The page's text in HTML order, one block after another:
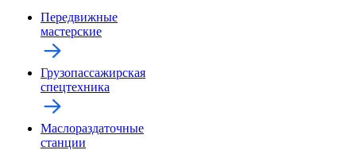
Передвижные
мастерские
Грузопассажирская
спецтехника
Маслораздаточные
станции